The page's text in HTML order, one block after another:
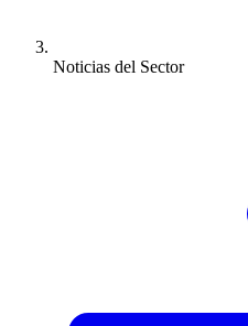
Noticias del Sector